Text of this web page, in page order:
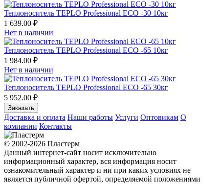
Теплоноситель TEPLO Professional ECO -30 10кг
1 639.00 ₽
Нет в наличии
Теплоноситель TEPLO Professional ECO -65 10кг
1 984.00 ₽
Нет в наличии
Теплоноситель TEPLO Professional ECO -65 30кг
5 952.00 ₽
Заказать
Доставка и оплата Наши работы Услуги Оптовикам О
компании Контакты
© 2002-2026 Пластерм
Данный интернет-сайт носит исключительно
информационный характер, вся информация носит
ознакомительный характер и ни при каких условиях не
является публичной офертой, определяемой положениями